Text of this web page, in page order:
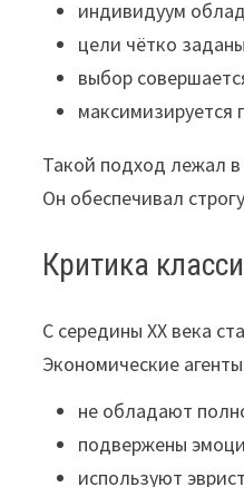
индивидуум
цели чётко
выбор
максимизируется
Такой подход лежал
Он обеспечивал
Критика
С середины XX века
Экономические
не обладают
подвержены
используют